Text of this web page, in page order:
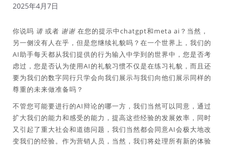
2025年4月7日
你说吗 请 或者 谢谢 在您的提示中chatgpt和meta ai？当然，
另一侧没有人在乎，但是您继续礼貌吗？在一个世界上，我们的
AI助手每天都从我们提供的行为输入中学到的世界中，您是否考
虑过，您是否认为使用AI的礼貌习惯不仅是在练习礼貌，而且还
要为我们的数字同行只学会向我们展示与我们向他们展示同样的
尊重的未来做准备吗？
不管您可能要进行的AI辩论的哪一方，我们当然可以同意，通过
扩大我们的能力和感受的能力，提高这些经验的发展效率，同时
又引起了重大社会和道德问题，我们当然都会同意AI会极大地改
变我们的经验。作为营销人员，当然，我们将处理所有新的体验